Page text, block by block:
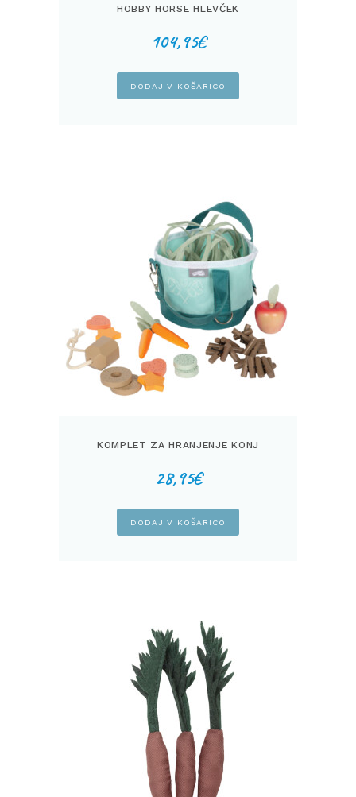
HOBBY HORSE HLEVČEK
104,95€
DODAJ V KOŠARICO
KOMPLET ZA HRANJENJE KONJ
28,95€
DODAJ V KOŠARICO